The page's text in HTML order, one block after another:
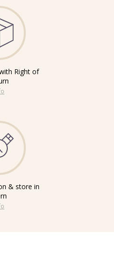
Right of
& store in